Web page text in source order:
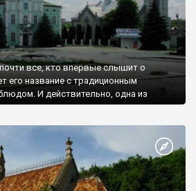
все, кто впервые слышит о
его название с традиционным
И действительно, одна из
о том, как жители города во времена
поселения происходит от травы
стебли которой как приправу
блюдам: зеленым борщам, ухе, щам,